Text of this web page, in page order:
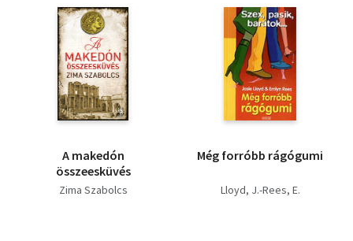
A makedón
összeesküvés
Zima Szabolcs
Még forróbb rágógumi
Lloyd, J.-Rees, E.